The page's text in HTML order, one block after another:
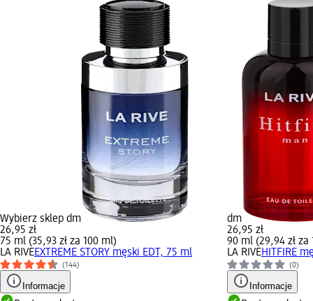
Wybierz sklep dm
26,95 zł
75 ml (35,93 zł za 100 ml)
LA RIVEEXTREME STORY męski EDT, 75 ml
(144)
Informacje
dm
26,95 zł
90 ml (29,94 zł za
LA RIVEHITFIRE
(0)
Informacje